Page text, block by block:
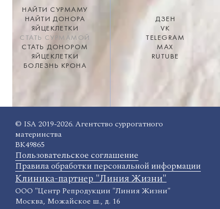
НАЙТИ СУРМАМУ
НАЙТИ ДОНОРА
ЯЙЦЕКЛЕТКИ
СТАТЬ СУРМАМОЙ
СТАТЬ ДОНОРОМ
ЯЙЦЕКЛЕТКИ
БОЛЕЗНЬ КРОНА
ДЗЕН
VK
TELEGRAM
MAX
RUTUBE
© ISA 2019-2026. Агентство суррогатного
материнства
ВК49865
Пользовательское соглашение
Правила обработки персональной информации
Клиника-партнер "Линия Жизни"
ООО "Центр Репродукции "Линия Жизни"
Москва, Можайское ш., д. 16